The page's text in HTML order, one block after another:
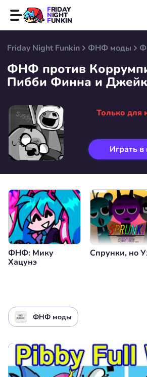
FRIDAY
NIGHT
FUNKIN
Friday Night Funkin ФНФ моды
ФНФ против
Пибби Финна и
Только для
Играть
ФНФ: Мику
Хацунэ
Спрунки, но
ФНФ моды